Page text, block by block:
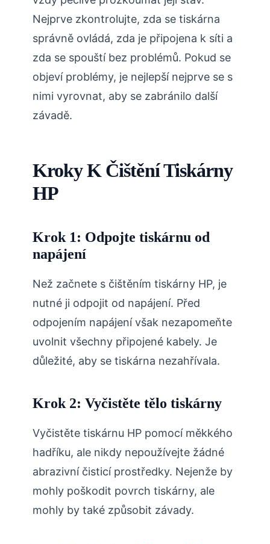
Nejprve zkontrolujte, zda se tiskárna
správně ovládá, zda je připojena k síti a
zda se spouští bez problémů. Pokud se
objeví problémy, je nejlepší nejprve se s
nimi vyrovnat, aby se zabránilo další
závadě.
Kroky K Čištění Tiskárny
HP
Krok 1: Odpojte tiskárnu od
napájení
Než začnete s čištěním tiskárny HP, je
nutné ji odpojit od napájení. Před
odpojením napájení však nezapomeňte
uvolnit všechny připojené kabely. Je
důležité, aby se tiskárna nezahřívala.
Krok 2: Vyčistěte tělo tiskárny
Vyčistěte tiskárnu HP pomocí měkkého
hadříku, ale nikdy nepoužívejte žádné
abrazivní čisticí prostředky. Nejenže by
mohly poškodit povrch tiskárny, ale
mohly by také způsobit závady.